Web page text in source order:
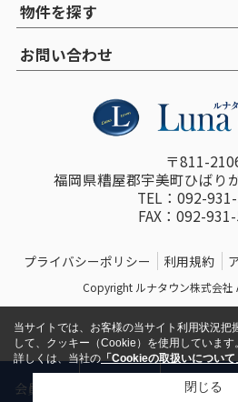
物件を探す
お問い合わせ
〒811-
福岡県糟屋郡宇美町ひばり
TEL：092-
FAX：092-
プライバシーポリシー 利用規約
Copyright ルナタウン株式会社
会員登録 お問い合わせ
当サイトでは、お客様の当サイト利用状況把
して、クッキー（Cookie）を使用しています。
詳しくは、当社の「Cookieの取扱いについて
閉じる